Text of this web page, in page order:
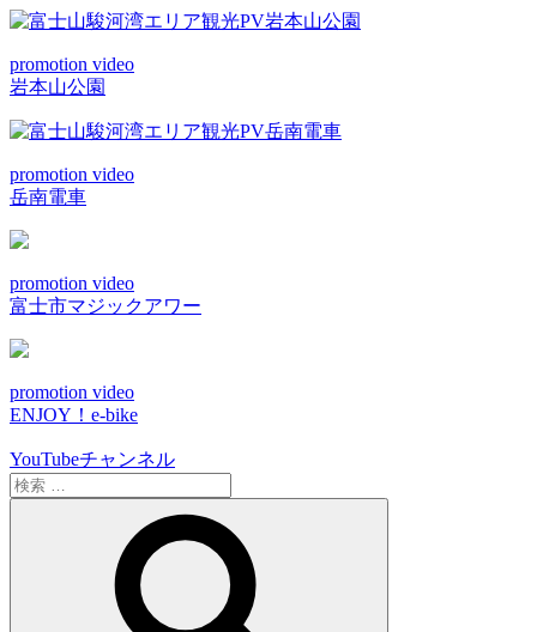
promotion video
岩本山公園
promotion video
岳南電車
promotion video
富士市マジックアワー
promotion video
ENJOY！e-bike
YouTubeチャンネル
検
索: